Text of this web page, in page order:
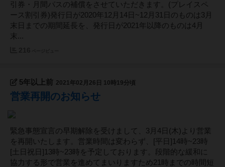
引券・月間パスの補償をさせていただきます。(プレイスペ
ース割引券)発行日が2020年12月14日~12月31日のものは3月
末日までの期間延長を、発行日が2021年以降のものは4月
末...
5年以上前 2021年02月26日 10時19分頃
営業再開のお知らせ
緊急事態宣言の早期解除を受けまして、3月4日(木)より営業
を再開いたします。営業時間は変わらず、[平日]14時~23時
[土日祝日]13時~23時を予定しております。段階的な緩和に
協力する形で営業を進めてまいりますため21時までの時間短